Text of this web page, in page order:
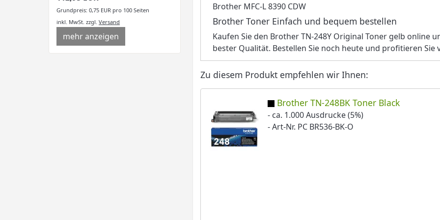
Grundpreis: 0,75 EUR pro 100 Seiten
inkl. MwSt. zzgl. Versand
mehr anzeigen
Brother MFC-L 8390 CDW
Brother Toner Einfach und bequem bestellen
Kaufen Sie den Brother TN-248Y Original Toner gelb online
bester Qualität. Bestellen Sie noch heute und profitieren Sie
Zu diesem Produkt empfehlen wir Ihnen:
Brother TN-248BK Toner Black
- ca. 1.000 Ausdrucke (5%)
- Art-Nr. PC BR536-BK-O